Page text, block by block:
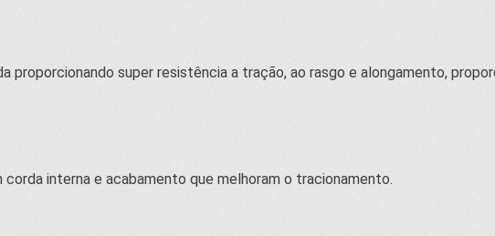
proporcionando super resistência a tração, ao rasgo e alongamento,
interna e acabamento que melhoram o tracionamento.